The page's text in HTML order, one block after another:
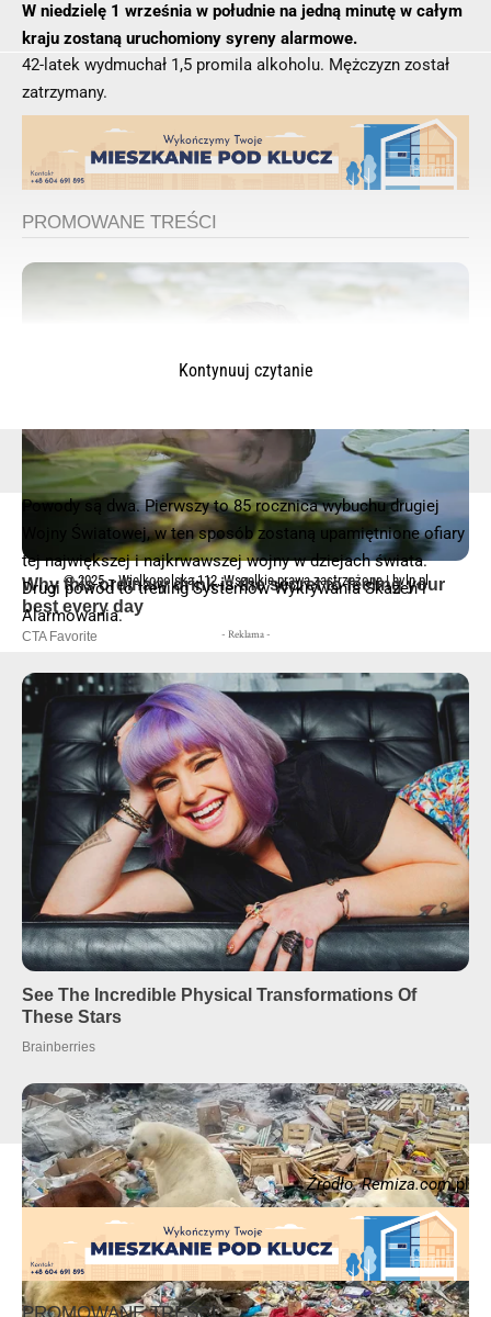
42-latek wydmuchał 1,5 promila alkoholu. Mężczyzn został
zatrzymany.
W niedzielę 1 września w południe na jedną minutę w całym
kraju zostaną uruchomiony syreny alarmowe.
Powody są dwa. Pierwszy to 85 rocznica wybuchu drugiej
Wojny Światowej, w ten sposób zostaną upamiętnione ofiary
tej największej i najkrwawszej wojny w dziejach świata.
Drugi powód to trening Systemów Wykrywania Skażeń i
Alarmowania.
- Reklama -
Źrodło. Remiza.com.pl
Kontynuuj czytanie
© 2025 – Wielkopolska 112, Wszelkie prawa zastrzeżone |hvln.pl